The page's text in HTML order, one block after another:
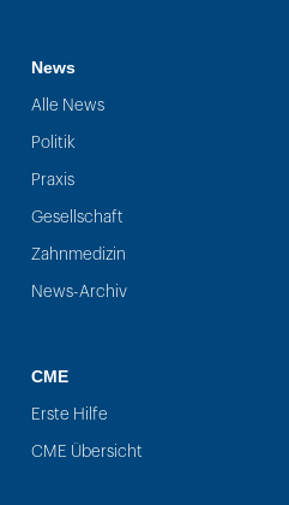
News
Alle News
Politik
Praxis
Gesellschaft
Zahnmedizin
News-Archiv
CME
Erste Hilfe
CME Übersicht